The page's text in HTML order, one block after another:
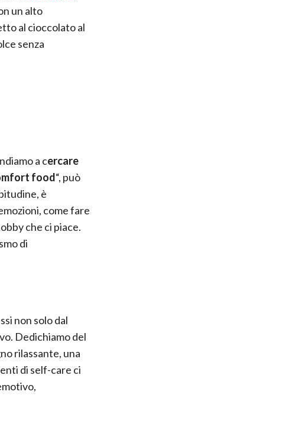
un alto
al cioccolato al
senza
a cercare
food“, può
è
come fare
che ci piace.
di
non solo dal
Dedichiamo del
rilassante, una
di self-care ci